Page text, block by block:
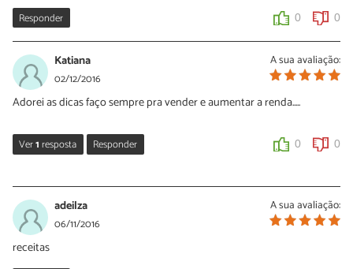
0 0
Responder 0 0
A sua avaliação:
Katiana
02/12/2016
Adorei as dicas faço sempre pra vender e aumentar a renda.....
Ver1resposta Responder 0 0
02/12/2016
Oi Katiana!
Que bom que gostou das dicas. Toda a sorte para as suas vendas!
A sua avaliação:
adeilza
06/11/2016
receitas